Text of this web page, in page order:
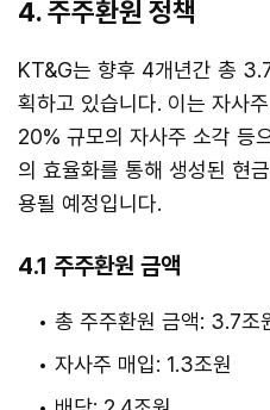
4. 주주환원 정책
KT&G는 향후 4개년간 총
획하고 있습니다. 이는 자사
20% 규모의 자사주 소각 등
의 효율화를 통해 생성된 현
용될 예정입니다.
4.1 주주환원 금액
총 주주환원 금액: 3.7조
자사주 매입: 1.3조원